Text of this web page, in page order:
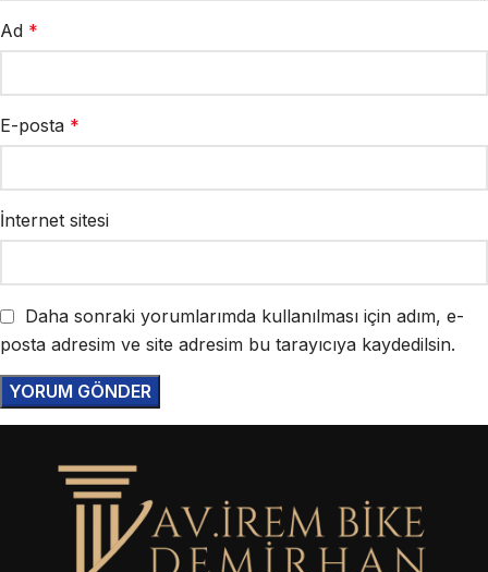
Ad *
E-posta *
İnternet sitesi
Daha sonraki yorumlarımda kullanılması için adım, e-
posta adresim ve site adresim bu tarayıcıya kaydedilsin.